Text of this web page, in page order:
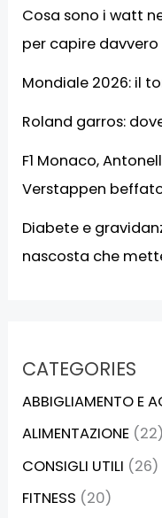
Cosa sono i watt
per capire
Mondiale 2026: il
Roland garros:
F1 Monaco,
Verstappen
Diabete e
nascosta che
CATEGORIES
ABBIGLIAMENTO E
ALIMENTAZIONE (22)
CONSIGLI UTILI (26)
FITNESS (20)